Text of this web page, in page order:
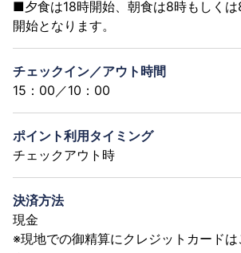
■夕食は18時開始、朝食は8時もしく
開始となります。
チェックイン／アウト時間
15：00／10：00
ポイント利用タイミング
チェックアウト時
決済方法
現金
※現地での御精算にクレジットカード